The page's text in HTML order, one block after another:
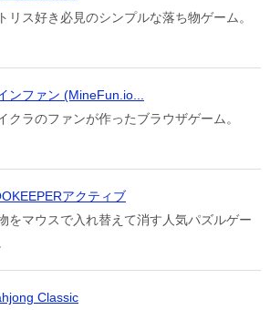
リス好き必見のシンプルな落ち物ゲーム。
ンファン (MineFun.io...
クラのファンが作ったブラウザゲーム。
アクティブ
をマウスで入れ替えて消す人気パズルゲー
Classic